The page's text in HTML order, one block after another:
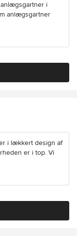
i
anlægsgartner
i lækkert design af
er i top. Vi